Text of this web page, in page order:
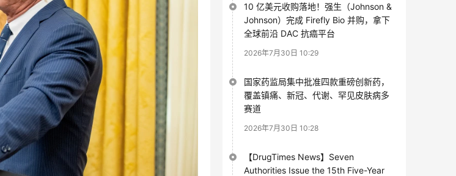
10 亿美元收购落地！强生（Johnson &
Johnson）完成 Firefly Bio 并购，拿下
全球前沿 DAC 抗癌平台
2026年7月30日 10:29
国家药监局集中批准四款重磅创新药，
覆盖镇痛、新冠、代谢、罕见皮肤病多
赛道
2026年7月30日 10:28
【DrugTimes News】Seven
Authorities Issue the 15th Five-Year